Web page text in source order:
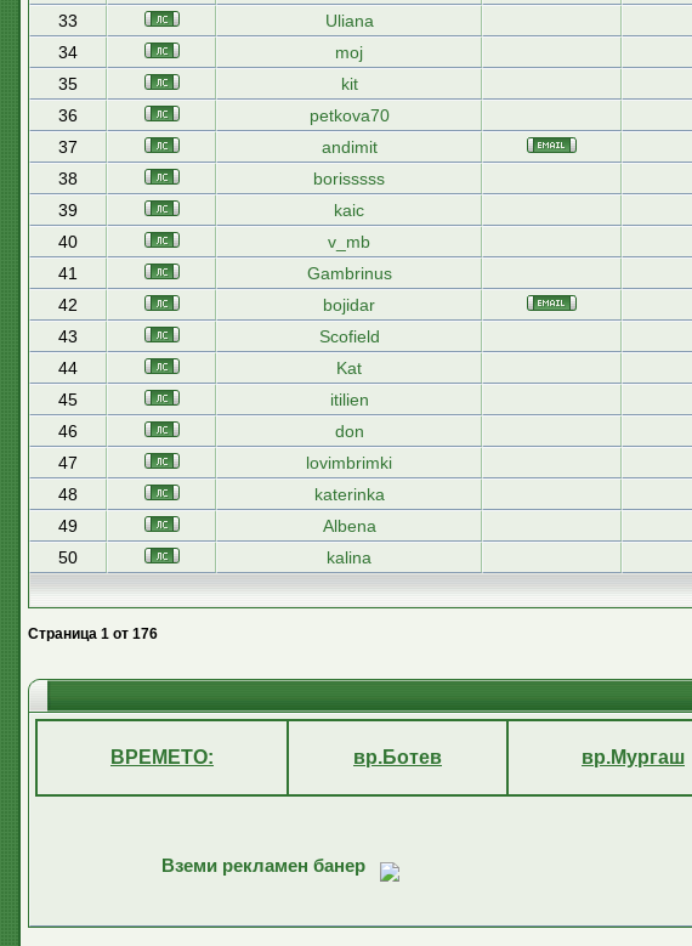
33
Uliana
34
moj
35
kit
36
petkova70
37
andimit
38
borisssss
39
kaic
40
v_mb
41
Gambrinus
42
bojidar
43
Scofield
44
Kat
45
itilien
46
don
47
lovimbrimki
48
katerinka
49
Albena
50
kalina
Страница 1 от 176
ВРЕМЕТО: вр.Ботев вр.Мургаш
Вземи рекламен банер